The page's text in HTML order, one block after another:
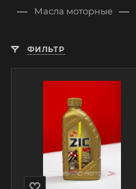
— Масла моторные —
ФИЛЬТР